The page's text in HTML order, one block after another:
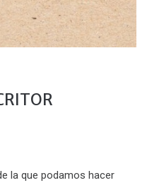
la que podamos hacer